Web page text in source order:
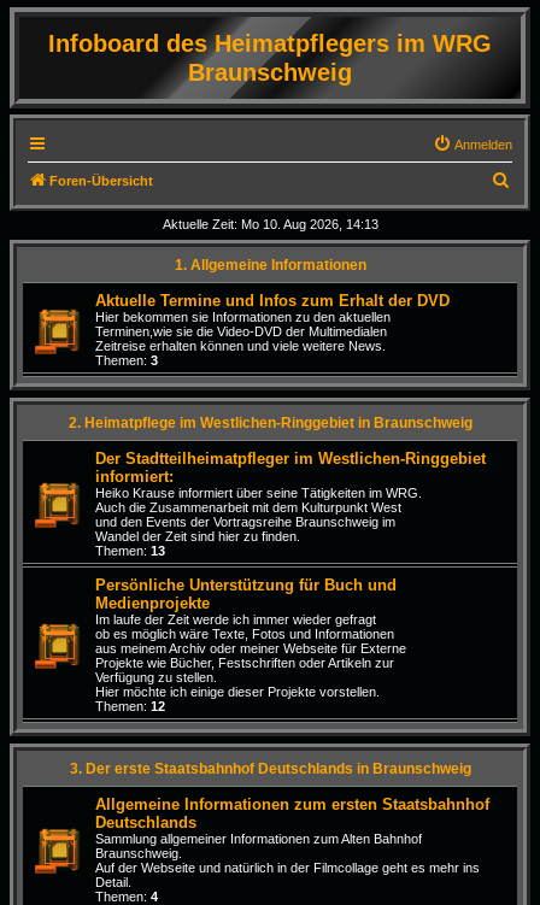
Infoboard des Heimatpflegers im WRG
Braunschweig
Anmelden
Foren-Übersicht
u
c
Aktuelle Zeit: Mo 10. Aug 2026, 14:13
1. Allgemeine Informationen
Aktuelle Termine und Infos zum Erhalt der DVD
Hier bekommen sie Informationen zu den aktuellen
Terminen,wie sie die Video-DVD der Multimedialen
Zeitreise erhalten können und viele weitere News.
Themen: 3
2. Heimatpflege im Westlichen-Ringgebiet in Braunschweig
Der Stadtteilheimatpfleger im Westlichen-Ringgebiet
informiert:
Heiko Krause informiert über seine Tätigkeiten im WRG.
Auch die Zusammenarbeit mit dem Kulturpunkt West
und den Events der Vortragsreihe Braunschweig im
Wandel der Zeit sind hier zu finden.
Themen: 13
Persönliche Unterstützung für Buch und
Medienprojekte
Im laufe der Zeit werde ich immer wieder gefragt
ob es möglich wäre Texte, Fotos und Informationen
aus meinem Archiv oder meiner Webseite für Externe
Projekte wie Bücher, Festschriften oder Artikeln zur
Verfügung zu stellen.
Hier möchte ich einige dieser Projekte vorstellen.
Themen: 12
3. Der erste Staatsbahnhof Deutschlands in Braunschweig
Allgemeine Informationen zum ersten Staatsbahnhof
Deutschlands
Sammlung allgemeiner Informationen zum Alten Bahnhof
Braunschweig.
Auf der Webseite und natürlich in der Filmcollage geht es mehr ins
Detail.
Themen: 4